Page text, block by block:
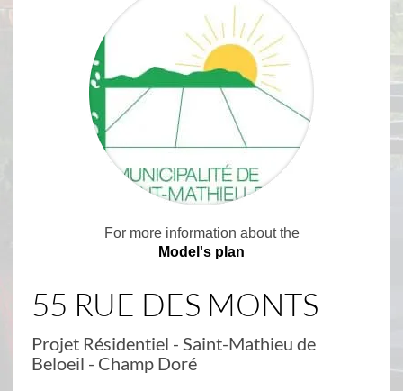
For more information about the
Model's plan
55 RUE DES MONTS
Projet Résidentiel - Saint-Mathieu de
Beloeil - Champ Doré